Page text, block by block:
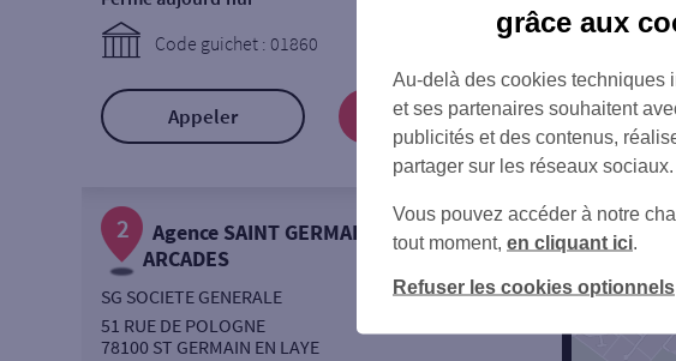
Code guichet : 01860
Appeler Prendre RDV
2
Agence SAINT GERMAIN LAYE
ARCADES
SG SOCIETE GENERALE
51 RUE DE POLOGNE
78100 ST GERMAIN EN LAYE
grâce aux
Au-delà des cookies techniques
et ses partenaires souhaitent
publicités et des contenus,
partager sur les réseaux sociaux.
Vous pouvez accéder à notre
tout moment, en cliquant ici.
Refuser les cookies optionnels